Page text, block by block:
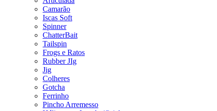
Camarão
Iscas Soft
Spinner
ChatterBait
Tailspin
Frogs e Ratos
Rubber JIg
Jig
Colheres
Gotcha
Ferrinho
Pincho Arremesso